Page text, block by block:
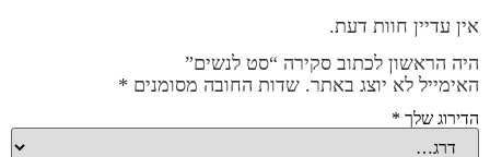
אין עדיין חוות דעת.
היה הראשון לכתוב סקירה “סט לנשים”
האימייל לא יוצג באתר. שדות החובה מסומנים *
הדירוג שלך *